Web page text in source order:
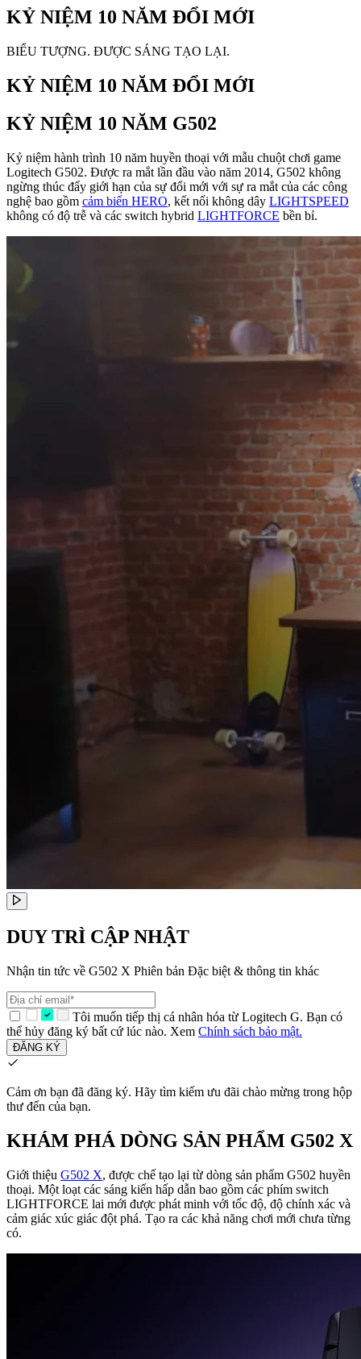
KỶ NIỆM 10 NĂM ĐỔI MỚI
BIỂU TƯỢNG. ĐƯỢC SÁNG TẠO LẠI.
KỶ NIỆM 10 NĂM ĐỔI MỚI
KỶ NIỆM 10 NĂM G502
Kỷ niệm hành trình 10 năm huyền thoại với mẫu chuột chơi game
Logitech G502. Được ra mắt lần đầu vào năm 2014, G502 không
ngừng thúc đẩy giới hạn của sự đổi mới với sự ra mắt của các công
nghệ bao gồm cảm biến HERO, kết nối không dây LIGHTSPEED
không có độ trễ và các switch hybrid LIGHTFORCE bền bỉ.
DUY TRÌ CẬP NHẬT
Nhận tin tức về G502 X Phiên bản Đặc biệt & thông tin khác
Tôi muốn tiếp thị cá nhân hóa từ Logitech G. Bạn có
thể hủy đăng ký bất cứ lúc nào. Xem Chính sách bảo mật.
ĐĂNG KÝ
Cảm ơn bạn đã đăng ký. Hãy tìm kiếm ưu đãi chào mừng trong hộp
thư đến của bạn.
KHÁM PHÁ DÒNG SẢN PHẨM G502 X
Giới thiệu G502 X, được chế tạo lại từ dòng sản phẩm G502 huyền
thoại. Một loạt các sáng kiến hấp dẫn bao gồm các phím switch
LIGHTFORCE lai mới được phát minh với tốc độ, độ chính xác và
cảm giác xúc giác đột phá. Tạo ra các khả năng chơi mới chưa từng
có.